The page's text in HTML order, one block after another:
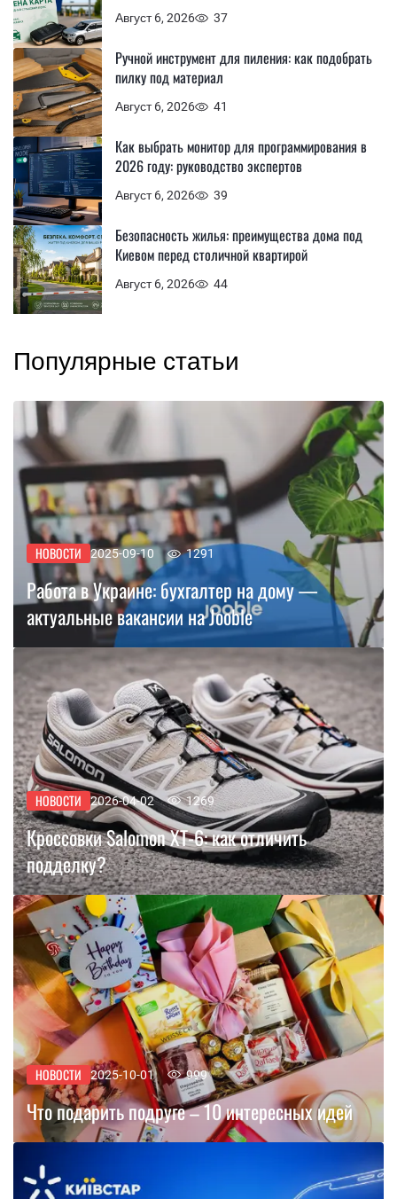
Август 6, 2026 37
Август 6, 2026 41
Ручной инструмент для пиления: как подобрать
пилку под материал
Август 6, 2026 39
Как выбрать монитор для программирования в
2026 году: руководство экспертов
Август 6, 2026 44
Безопасность жилья: преимущества дома под
Киевом перед столичной квартирой
Популярные статьи
НОВОСТИ 2025-09-10 1291
Работа в Украине: бухгалтер на дому —
актуальные вакансии на Jooble
НОВОСТИ 2026-04-02 1269
Кроссовки Salomon XT-6: как отличить
подделку?
НОВОСТИ 2025-10-01 999
Что подарить подруге – 10 интересных идей